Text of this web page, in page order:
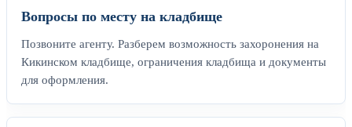
Вопросы по месту на кладбище
Позвоните агенту. Разберем возможность захоронения на
Кикинском кладбище, ограничения кладбища и документы
для оформления.